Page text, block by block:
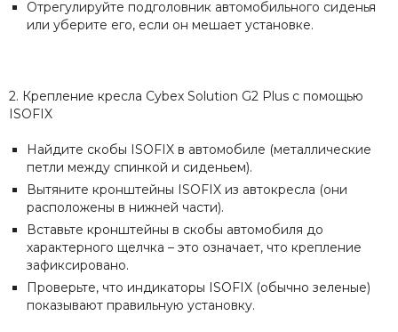
Отрегулируйте подголовник автомобильного сиденья
или уберите его, если он мешает установке.
2. Крепление кресла Cybex Solution G2 Plus с помощью
ISOFIX
Найдите скобы ISOFIX в автомобиле (металлические
петли между спинкой и сиденьем).
Вытяните кронштейны ISOFIX из автокресла (они
расположены в нижней части).
Вставьте кронштейны в скобы автомобиля до
характерного щелчка – это означает, что крепление
зафиксировано.
Проверьте, что индикаторы ISOFIX (обычно зеленые)
показывают правильную установку.